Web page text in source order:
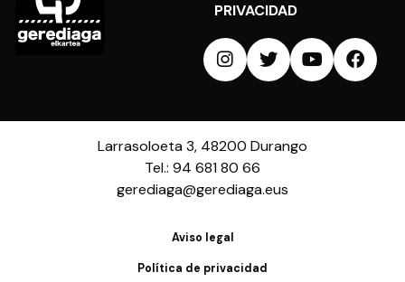
PRIVACIDAD
Larrasoloeta 3, 48200 Durango
Tel.: 94 681 80 66
gerediaga@gerediaga.eus
Aviso legal
Política de privacidad